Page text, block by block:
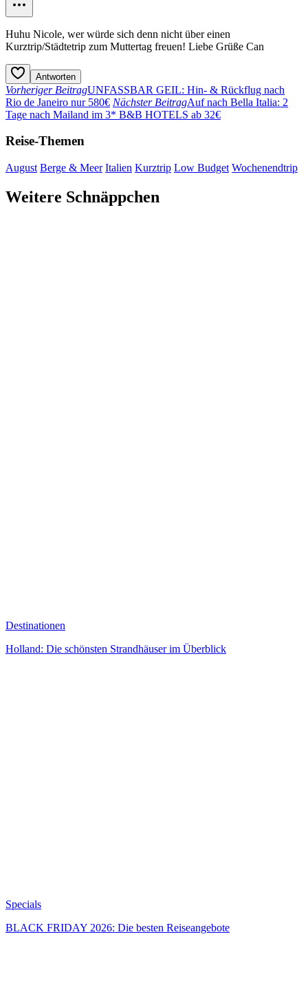
Huhu Nicole, wer würde sich denn nicht über einen
Kurztrip/Städtetrip zum Muttertag freuen! Liebe Grüße Can
Antworten
Vorheriger BeitragUNFASSBAR GEIL: Hin- & Rückflug nach
Rio de Janeiro nur 580€ Nächster BeitragAuf nach Bella Italia: 2
Tage nach Mailand im 3* B&B HOTELS ab 32€
Reise-Themen
August Berge & Meer Italien Kurztrip Low Budget Wochenendtrip
Weitere Schnäppchen
Destinationen
Holland: Die schönsten Strandhäuser im Überblick
Specials
BLACK FRIDAY 2026: Die besten Reiseangebote